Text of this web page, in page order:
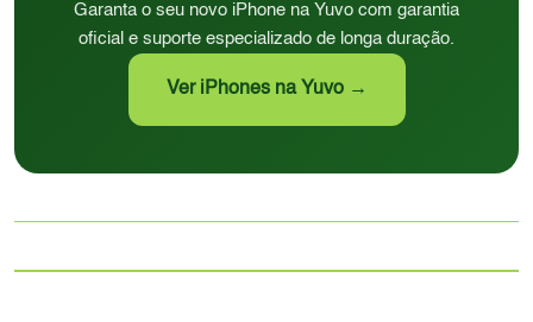
Garanta o seu novo iPhone na Yuvo com garantia
oficial e suporte especializado de longa duração.
Ver iPhones na Yuvo →